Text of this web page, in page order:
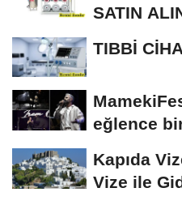
SATIN
TIBBİ
eğlence
Kapıda
Vize ile